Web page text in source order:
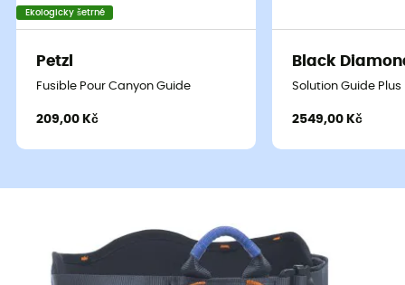
Ekologicky šetrné
Petzl
Fusible Pour Canyon Guide
209,00 Kč
Black
Solution Guide
2549,00 Kč